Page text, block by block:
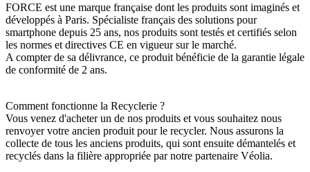
FORCE est une marque française dont les produits sont imaginés et
développés à Paris. Spécialiste français des solutions pour
smartphone depuis 25 ans, nos produits sont testés et certifiés selon
les normes et directives CE en vigueur sur le marché.
A compter de sa délivrance, ce produit bénéficie de la garantie légale
de conformité de 2 ans.
Comment fonctionne la Recyclerie ?
Vous venez d'acheter un de nos produits et vous souhaitez nous
renvoyer votre ancien produit pour le recycler. Nous assurons la
collecte de tous les anciens produits, qui sont ensuite démantelés et
recyclés dans la filière appropriée par notre partenaire Véolia.